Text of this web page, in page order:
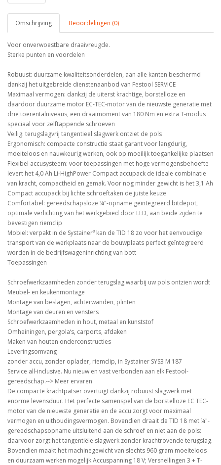
Omschrijving Beoordelingen (0)
Voor onverwoestbare draaivreugde.
Sterke punten en voordelen
Robuust: duurzame kwaliteitsonderdelen, aan alle kanten beschermd
dankzij het uitgebreide dienstenaanbod van Festool SERVICE
Maximaal vermogen: dankzij de uiterst krachtige, borstelloze en
daardoor duurzame motor EC-TEC-motor van de nieuwste generatie met
drie toerentalniveaus, een draaimoment van 180 Nm en extra T-modus
speciaal voor zelftappende schroeven
Veilig: terugslagvrij tangentieel slagwerk ontziet de pols
Ergonomisch: compacte constructie staat garant voor langdurig,
moeiteloos en nauwkeurig werken, ook op moeilijk toegankelijke plaatsen
Flexibel accusysteem: voor toepassingen met hoge vermogensbehoefte
levert het 4,0 Ah Li-HighPower Compact accupack de ideale combinatie
van kracht, compactheid en gemak. Voor nog minder gewicht is het 3,1 Ah
Compact accupack bij lichte schroeftaken de juiste keuze
Comfortabel: gereedschapsloze ¼"-opname geïntegreerd bitdepot,
optimale verlichting van het werkgebied door LED, aan beide zijden te
bevestigen riemclip
Mobiel: verpakt in de Systainer³ kan de TID 18 zo voor het eenvoudige
transport van de werkplaats naar de bouwplaats perfect geïntegreerd
worden in de bedrijfswageninrichting van bott
Toepassingen
Schroefwerkzaamheden zonder terugslag waarbij uw pols ontzien wordt
Meubel- en keukenmontage
Montage van beslagen, achterwanden, plinten
Montage van deuren en vensters
Schroefwerkzaamheden in hout, metaal en kunststof
Omheiningen, pergola‘s, carports, afdaken
Maken van houten onderconstructies
Leveringsomvang
zonder accu, zonder oplader, riemclip, in Systainer SYS3 M 187
Service all-inclusive. Nu nieuw en vast verbonden aan elk Festool-
gereedschap.--> Meer ervaren
De compacte krachtpatser overtuigt dankzij robuust slagwerk met
enorme levensduur. Het perfecte samenspel van de borstelloze EC TEC-
motor van de nieuwste generatie en de accu zorgt voor maximaal
vermogen en uithoudingsvermogen. Bovendien draait de TID 18 met ¼"-
gereedschapsopname uitsluitend aan de schroef en niet aan de pols:
daarvoor zorgt het tangentiële slagwerk zonder krachtrovende terugslag.
Bovendien maakt het machinegewicht van slechts 960 gram moeiteloos
en duurzaam werken mogelijk.Accuspanning 18 V; Versnellingen 3 + T-